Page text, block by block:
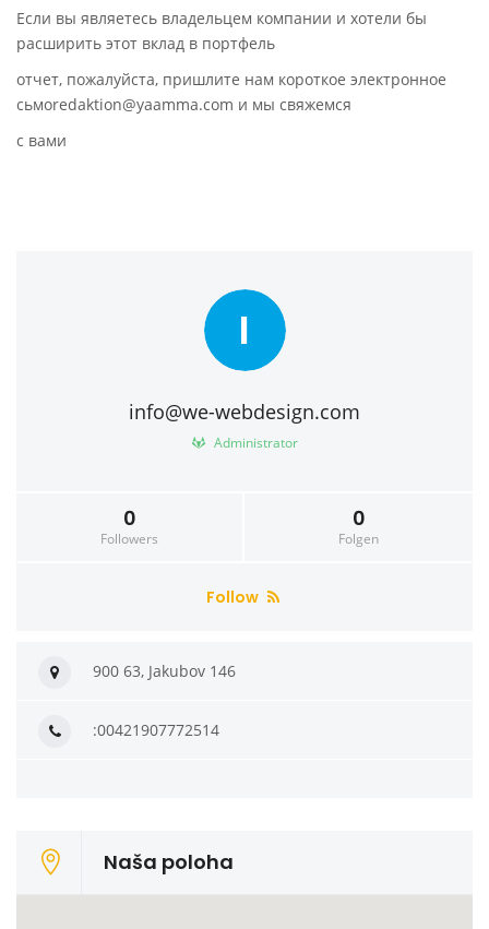
Если вы являетесь владельцем компании и хотели бы
расширить этот вклад в портфель
отчет, пожалуйста, пришлите нам короткое электронное
сьмоredaktion@yaamma.com и мы свяжемся
с вами
I
info@we-webdesign.com
Administrator
0
Followers
0
Folgen
Follow
900 63, Jakubov 146
:00421907772514
Naša poloha